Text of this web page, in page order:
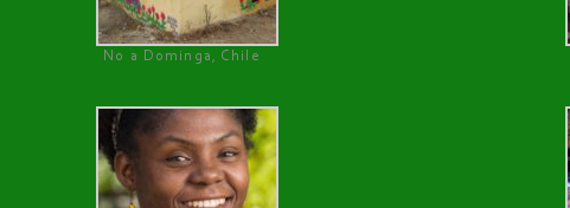
No a Dominga, Chile